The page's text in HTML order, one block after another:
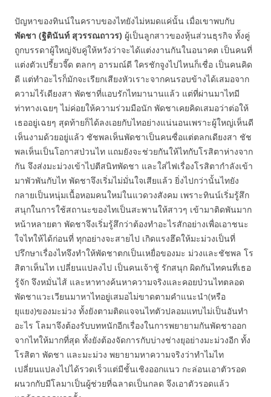
ปัญหาของทินน์ในคราบของไทยังไม่หมดแค่นั้น เมื่อเขาพบกับ
พัดชา (ฐิตินันท์ สุวรรณถาวร) ผู้เป็นลูกสาวของหุ้นส่วนธุรกิจ ทั้งคู่
ถูกบรรดาผู้ใหญ่จับคู่ให้หวังว่าจะได้แต่งงานกันในอนาคต เป็นคนที่
แต่งตัวเปรี้ยวจี๊ด ตลกๆ อารมณ์ดี ใครชักจูงไปไหนก็เชื่อ เป็นคนคิด
ดี แต่ทำอะไรก็มักจะเรียกเสียงหัวเราะจากคนรอบข้างได้เสมอจาก
ความไร้เดียงสา พัดชาที่แอบรักไทมานานแล้ว แต่ที่ผ่านมาไทมี
ท่าทางเฉยๆ ไม่ค่อยให้ความร่วมมือนัก พัดชาเคยคิดเสมอว่าต่อให้
เธออยู่เฉยๆ สุดท้ายก็ได้ลงเอยกับไทอย่างแน่นอนเพราะผู้ใหญ่เห็นดี
เห็นงามด้วยอยู่แล้ว ชัชพลเห็นพัดชาเป็นคนซื่อแต่ตลกเดียงสา ชัช
พลเห็นเป็นโอกาสป่วนไท แถมยังจะช่วยกันให้ไทกับโรสิตาห่างจาก
กัน จึงส่งมะม่วงเข้าไปตีสนิทพัดชา และใส่ไฟเรื่องโรสิตากำลังเข้า
มาพัวพันกับไท พัดชาจึงเริ่มไม่มั่นใจเสียแล้ว ยิ่งไปกว่านั้นไทยัง
กลายเป็นหนุ่มเนื้อหอมคนใหม่ในแวดวงสังคม เพราะทินน์เริ่มรู้สึก
สนุกในการใช้สถานะของไทเป็นสะพานให้สาวๆ เข้ามาติดพันมาก
หน้าหลายตา พัดชาจึงเริ่มรู้สึกว่าต้องทำอะไรสักอย่างเพื่อเอาชนะ
ใจไทให้ได้ก่อนที่ ทุกอย่างจะสายไป เกิดแรงฮึดให้มะม่วงเป็นที่
ปรึกษาเรื่องไทจึงทำให้พัดชาตกเป็นเหยื่อของมะ ม่วงและชัชพล โร
สิตาเห็นไท เปลี่ยนแปลงไป เป็นคนเจ้าชู้ รักสนุก ผิดกันไทคนที่เธอ
รู้จัก จึงหมั่นไส้ และหาทางค้นหาความจริงและคอยป่วนไทตลอด
พัดชาแวะเวียนมาหาไทอยู่เสมอไม่ขาดตามคำแนะนำ(หรือ
ยุแยง)ของมะม่วง ทั้งยังตามติดแจจนไทตัวปลอมแทบไม่เป็นอันทำ
อะไร โลมาจึงต้องรับบทหนักอีกเรื่องในการพยายามกันพัดชาออก
จากไทให้มากที่สุด ทั้งยังต้องจัดการกับบ่างช่างยุอย่างมะม่วงอีก ทั้ง
โรสิตา พัดชา และมะม่วง พยายามหาความจริงว่าทำไมไท
เปลี่ยนแปลงไปได้รวดเร็วแต่มีชั้นเชิงออกแนว กะล่อนเอาตัวรอด
ผนวกกับมีโลมาเป็นผู้ช่วยที่ฉลาดเป็นกลด จึงเอาตัวรอดแล้ว